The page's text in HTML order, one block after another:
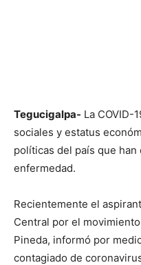
Tegucigalpa- La COVID-
sociales y estatus
políticas del país que
enfermedad.
Recientemente el
Central por el
Pineda, informó por
contagiado de